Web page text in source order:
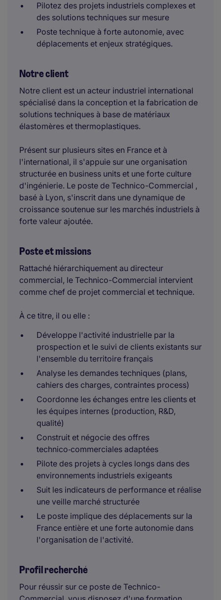
Pilotez des projets industriels complexes et
des solutions techniques sur mesure
Poste technique à forte autonomie, avec
déplacements et enjeux stratégiques.
Notre client
Notre client est un acteur industriel international
spécialisé dans la conception et la fabrication de
solutions techniques à base de matériaux
élastomères et thermoplastiques.
Présent sur plusieurs sites en France et à
l'international, il s'appuie sur une organisation
structurée en business units et une forte culture
d'ingénierie. Le poste de Technico-Commercial ,
basé à Lyon, s'inscrit dans une dynamique de
croissance soutenue sur les marchés industriels à
forte valeur ajoutée.
Poste et missions
Rattaché hiérarchiquement au directeur
commercial, le Technico-Commercial intervient
comme chef de projet commercial et technique.
À ce titre, il ou elle :
Développe l'activité industrielle par la
prospection et le suivi de clients existants sur
l'ensemble du territoire français
Analyse les demandes techniques (plans,
cahiers des charges, contraintes process)
Coordonne les échanges entre les clients et
les équipes internes (production, R&D,
qualité)
Construit et négocie des offres
technico‑commerciales adaptées
Pilote des projets à cycles longs dans des
environnements industriels exigeants
Suit les indicateurs de performance et réalise
une veille marché structurée
Le poste implique des déplacements sur la
France entière et une forte autonomie dans
l'organisation de l'activité.
Profil recherché
Pour réussir sur ce poste de Technico-